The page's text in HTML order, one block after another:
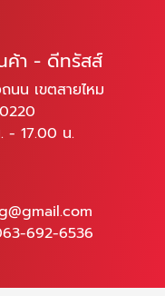
ค้า - ดีทรัสส์
น เขตสายไหม
- 17.00 น.
692-6536